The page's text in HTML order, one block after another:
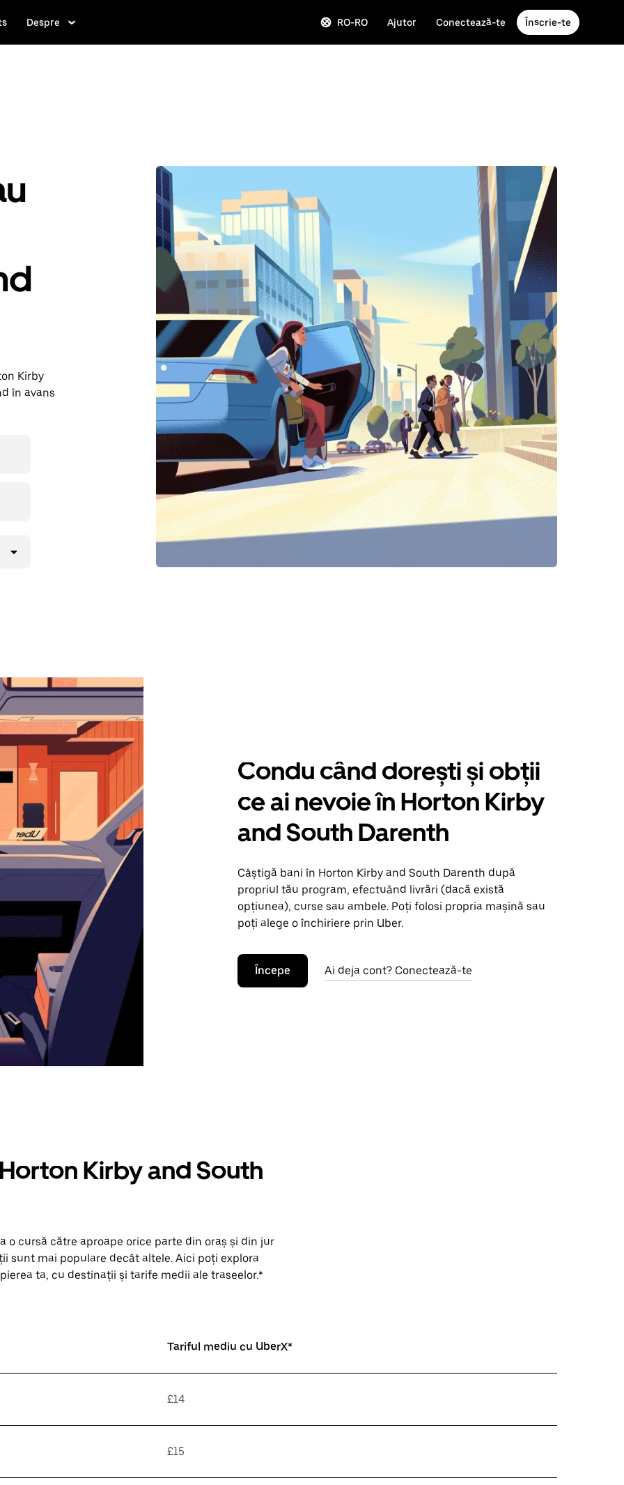
Despre RO-RO Ajutor Conectează-te Înscrie-te
Kirby
în avans
Condu când dorești și obții
ce ai nevoie în Horton Kirby
and South Darenth
Câștigă bani în Horton Kirby and South Darenth după
propriul tău program, efectuând livrări (dacă există
opțiunea), curse sau ambele. Poți folosi propria mașină sau
poți alege o închiriere prin Uber.
Începe Ai deja cont? Conectează-te
Kirby and South
o cursă către aproape orice parte din oraș și din jur
sunt mai populare decât altele. Aici poți explora
ta, cu destinații și tarife medii ale traseelor.*
Tariful mediu cu UberX*
£14
£15